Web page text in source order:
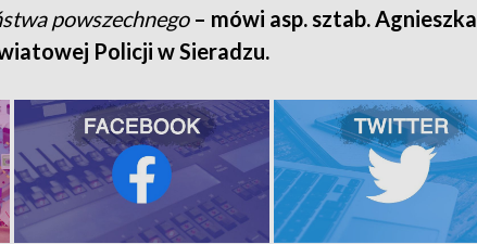
powszechnego – mówi asp. sztab. Agnieszka
Policji w Sieradzu.